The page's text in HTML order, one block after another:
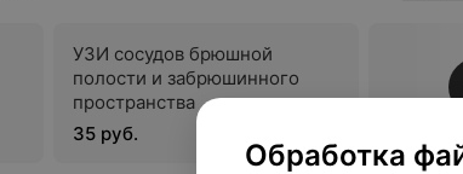
УЗИ сосудов брюшной
полости и забрюшинного
пространства
35 руб.
Обработка